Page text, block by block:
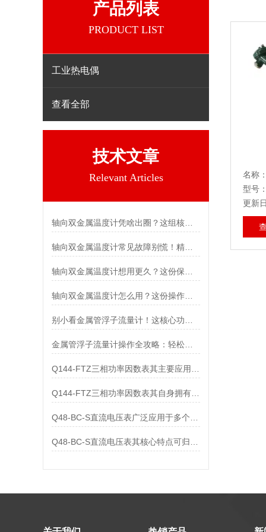
产品列表
PRODUCT LIST
工业热电偶
查看全部
技术文章
Relevant Articles
轴向双金属温度计凭啥出圈？这组核心特点给出了答案
轴向双金属温度计常见故障别慌！精准定位，轻松搞定难题
轴向双金属温度计怎么用？这份操作指南，新手也能快速拿捏！
金属管浮子流量计操作全攻略：轻松拿捏，精准掌控每一步！
Q144-FTZ三相功率因数表其自身拥有怎样的功能呢？
名称
型号
更新